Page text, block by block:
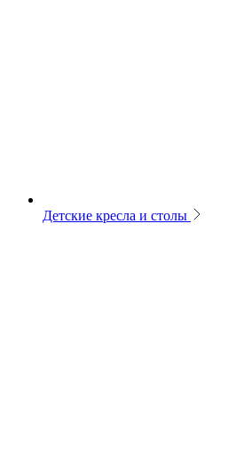
Детские кресла и столы